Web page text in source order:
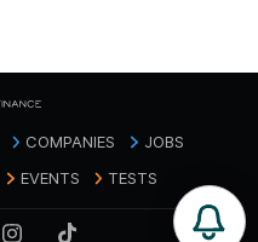
COMPANIES
JOBS
EVENTS TESTS